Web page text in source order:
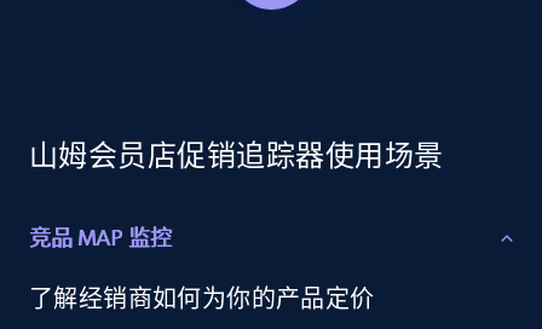
products by best sellers category URL
2.1K+ 375+ 立即开始
Amazon products global dataset - Collect
Amazon products by seller URL
山姆会员店促销追踪器使用场景
竞品 MAP 监控
了解经销商如何为你的产品定价